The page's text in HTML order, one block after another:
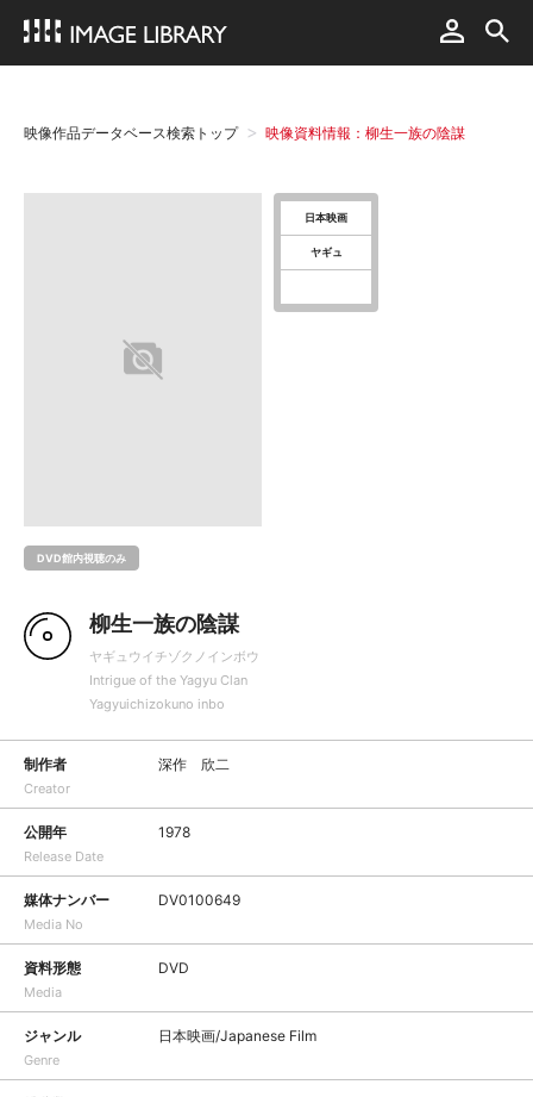
映像作品データベース検索トップ 映像資料情報：柳生一族の陰謀
DVD館内視聴のみ
日本映画
ヤギュ
柳生一族の陰謀
ヤギュウイチゾクノインボウ
Intrigue of the Yagyu Clan
Yagyuichizokuno inbo
制作者
Creator
深作 欣二
公開年
Release Date
1978
媒体ナンバー
Media No
DV0100649
資料形態
Media
DVD
ジャンル
Genre
日本映画/Japanese Film